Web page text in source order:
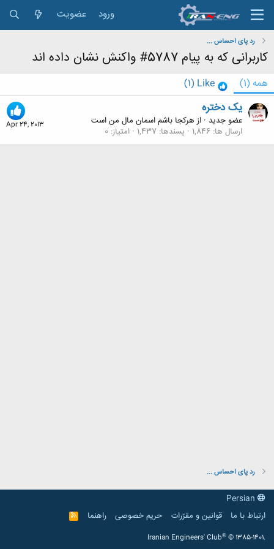
ورود عضویت
رد پای احساس ...
کاربرانی که به پیام 5787# واکنش نشان داده اند
همه (1)
Like
(1)
Apr 24, 2013
یک دختره
عضو جدید · از هرکجا باشم اسمان مال من است
ارسال ها 1,846 پسندها 1,437 امتیاز 0
رد پای احساس ...
ارتباط با ما
قوانین و مقرّرات حریم خصوصی راهنما
R
S
Iranian Engineers' Club® © 1385-1401.